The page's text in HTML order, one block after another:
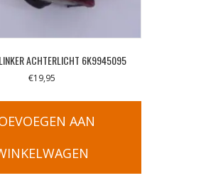
ACHTERLICHT 6K9945095
€19,95
AAN